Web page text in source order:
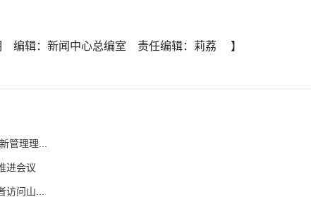
编辑：新闻中心总编室 责任编辑：莉荔 】
管理理...
进会议
问山...